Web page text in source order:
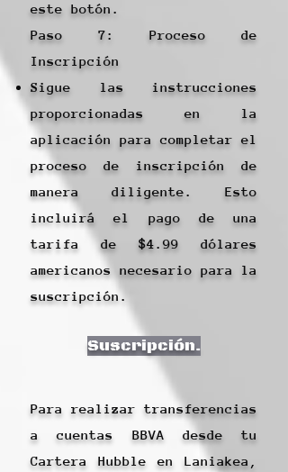
este botón.
Paso 7: Proceso de
Inscripción
Sigue las instrucciones
proporcionadas en la
aplicación para completar el
proceso de inscripción de
manera diligente. Esto
incluirá el pago de una
tarifa de $4.99 dólares
americanos necesario para la
suscripción.
Suscripción.
Para realizar transferencias
a cuentas BBVA desde tu
Cartera Hubble en Laniakea,